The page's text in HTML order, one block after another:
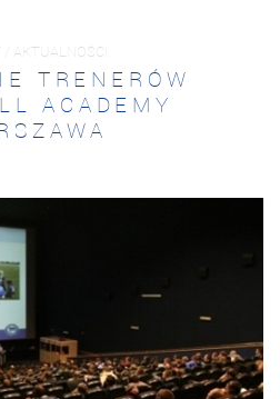
AKTUALNOŚCI
TRENERÓW
ACADEMY